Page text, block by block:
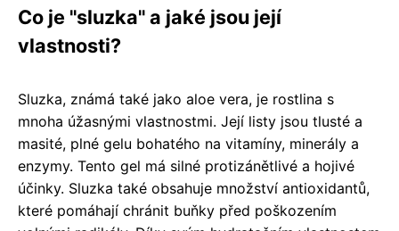
Co je "sluzka" a jaké jsou její
vlastnosti?
Sluzka, známá také jako aloe vera, je rostlina s
mnoha úžasnými vlastnostmi. Její listy jsou tlusté a
masité, plné gelu bohatého na vitamíny, minerály a
enzymy. Tento gel má silné protizánětlivé a hojivé
účinky. Sluzka také obsahuje množství antioxidantů,
které pomáhají chránit buňky před poškozením